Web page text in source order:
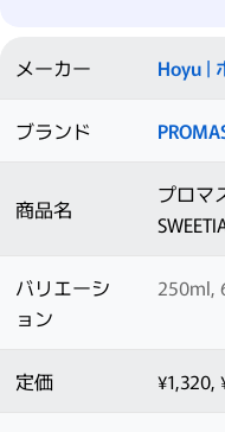
メーカー Hoyu |
ブランド
商品名
プロマ
バリエーシ
ョン
250ml,
定価 ¥1,320,